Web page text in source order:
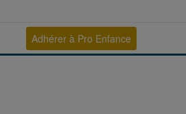
Adhérer à Pro Enfance